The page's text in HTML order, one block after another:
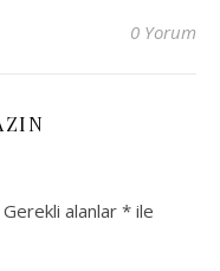
0 Yorum
Gerekli alanlar * ile